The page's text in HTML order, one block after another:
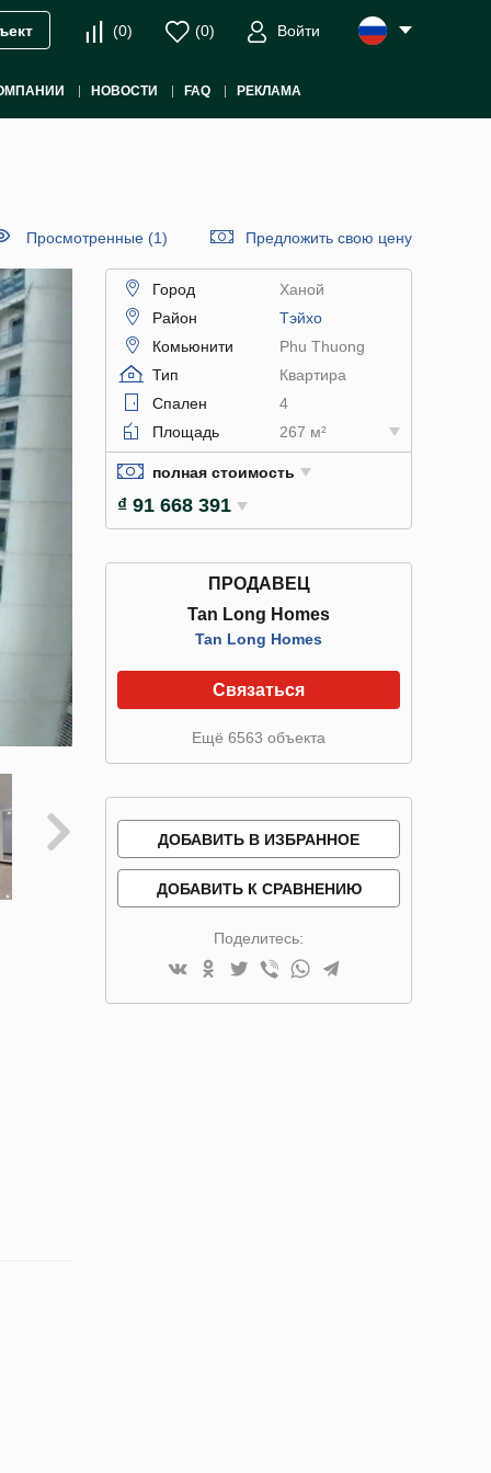
(0) (0) Войти
НОВОСТИ FAQ РЕКЛАМА
Просмотренные (1) Предложить свою цену
Город
Ханой
Район
Тэйхо
Комьюнити
Phu Thuong
Тип
Квартира
Спален
4
Площадь
267 м²
полная стоимость
₫ 91 668 391
ПРОДАВЕЦ
Tan Long Homes
Tan Long Homes
Связаться
Ещё 6563 объекта
ДОБАВИТЬ В ИЗБРАННОЕ
ДОБАВИТЬ К СРАВНЕНИЮ
Поделитесь: